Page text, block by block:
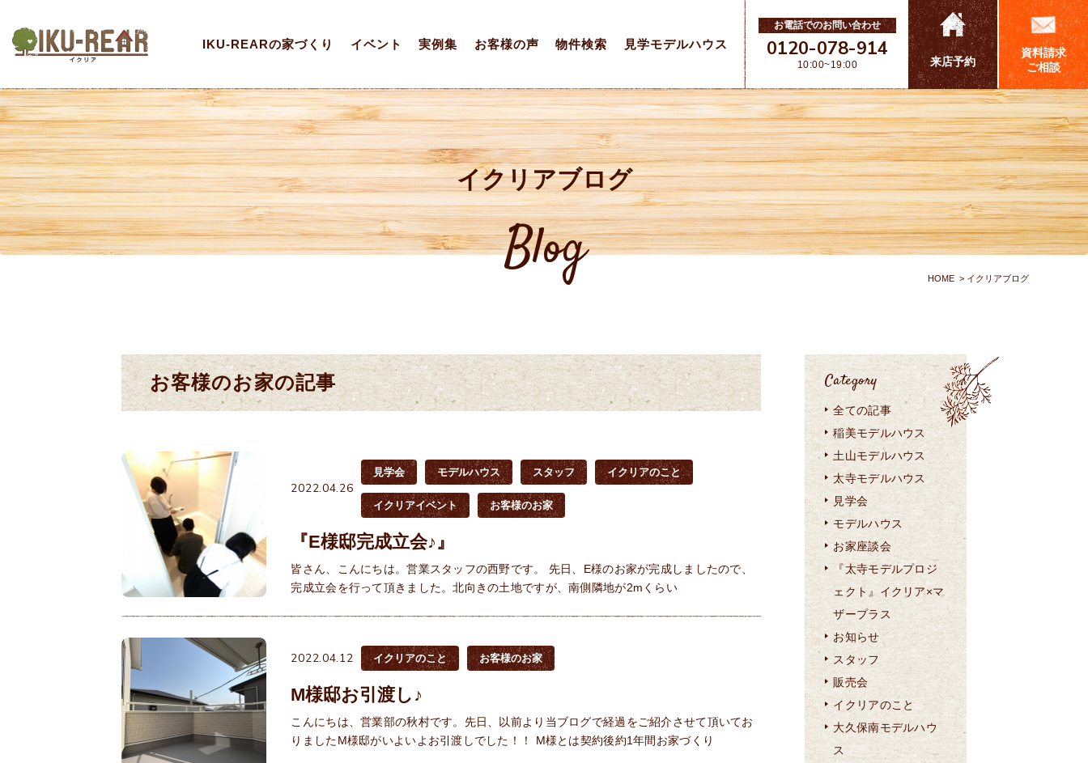
IKU-REARの家づくり イベント 実例集 お客様の声 物件検索 見学モデルハウス
お電話でのお問い合わせ
0120-078-914
10:00~19:00 来店予約
資料請求
ご相談
イクリアブログ
Blog HOME イクリアブログ
お客様のお家の記事
2022.04.26
見学会 モデルハウス スタッフ イクリアのこと
イクリアイベント お客様のお家
『E様邸完成立会♪』
皆さん、こんにちは。営業スタッフの西野です。 先日、E様のお家が完成しましたので、
完成立会を行って頂きました。北向きの土地ですが、南側隣地が2mくらい
2022.04.12 イクリアのこと お客様のお家
M様邸お引渡し♪
こんにちは、営業部の秋村です。先日、以前より当ブログで経過をご紹介させて頂いてお
りましたM様邸がいよいよお引渡しでした！！ M様とは契約後約1年間お家づくり
Category
全ての記事
稲美モデルハウス
土山モデルハウス
太寺モデルハウス
見学会
モデルハウス
お家座談会
『太寺モデルプロジ
ェクト』イクリア×マ
ザープラス
お知らせ
スタッフ
販売会
イクリアのこと
大久保南モデルハウ
ス